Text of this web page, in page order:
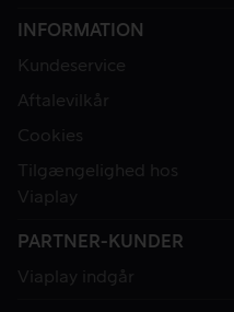
INFORMATION
Kundeservice
Aftalevilkår
Cookies
Tilgængelighed hos
Viaplay
PARTNER-KUNDER
Viaplay indgår